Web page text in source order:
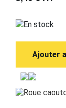
En stock
Ajouter